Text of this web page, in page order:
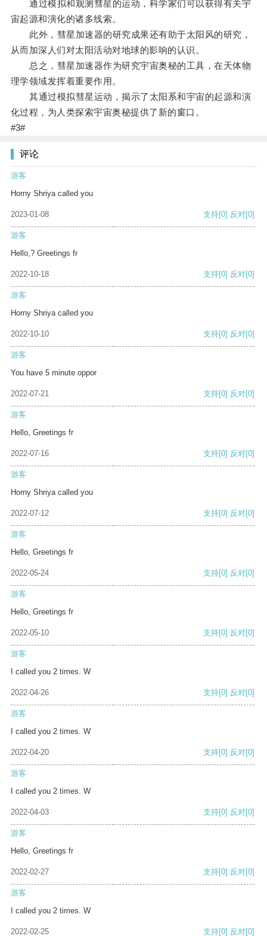
通过模拟和观测彗星的运动，科学家们可以获得有关宇
宙起源和演化的诸多线索。
此外，彗星加速器的研究成果还有助于太阳风的研究，
从而加深人们对太阳活动对地球的影响的认识。
总之，彗星加速器作为研究宇宙奥秘的工具，在天体物
理学领域发挥着重要作用。
其通过模拟彗星运动，揭示了太阳系和宇宙的起源和演
化过程，为人类探索宇宙奥秘提供了新的窗口。
#3#
评论
游客
Horny Shriya called you
2023-01-08 支持[0] 反对[0]
游客
Hello,? Greetings fr
2022-10-18 支持[0] 反对[0]
游客
Horny Shriya called you
2022-10-10 支持[0] 反对[0]
游客
You have 5 minute oppor
2022-07-21 支持[0] 反对[0]
游客
Hello, Greetings fr
2022-07-16 支持[0] 反对[0]
游客
Horny Shriya called you
2022-07-12 支持[0] 反对[0]
游客
Hello, Greetings fr
2022-05-24 支持[0] 反对[0]
游客
Hello, Greetings fr
2022-05-10 支持[0] 反对[0]
游客
I called you 2 times. W
2022-04-26 支持[0] 反对[0]
游客
I called you 2 times. W
2022-04-20 支持[0] 反对[0]
游客
I called you 2 times. W
2022-04-03 支持[0] 反对[0]
游客
Hello, Greetings fr
2022-02-27 支持[0] 反对[0]
游客
I called you 2 times. W
2022-02-25 支持[0] 反对[0]